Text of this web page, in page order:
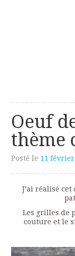
avec
Oeuf
thème
Posté le 11 février
J’ai réalisé
Les grilles de
couture et le